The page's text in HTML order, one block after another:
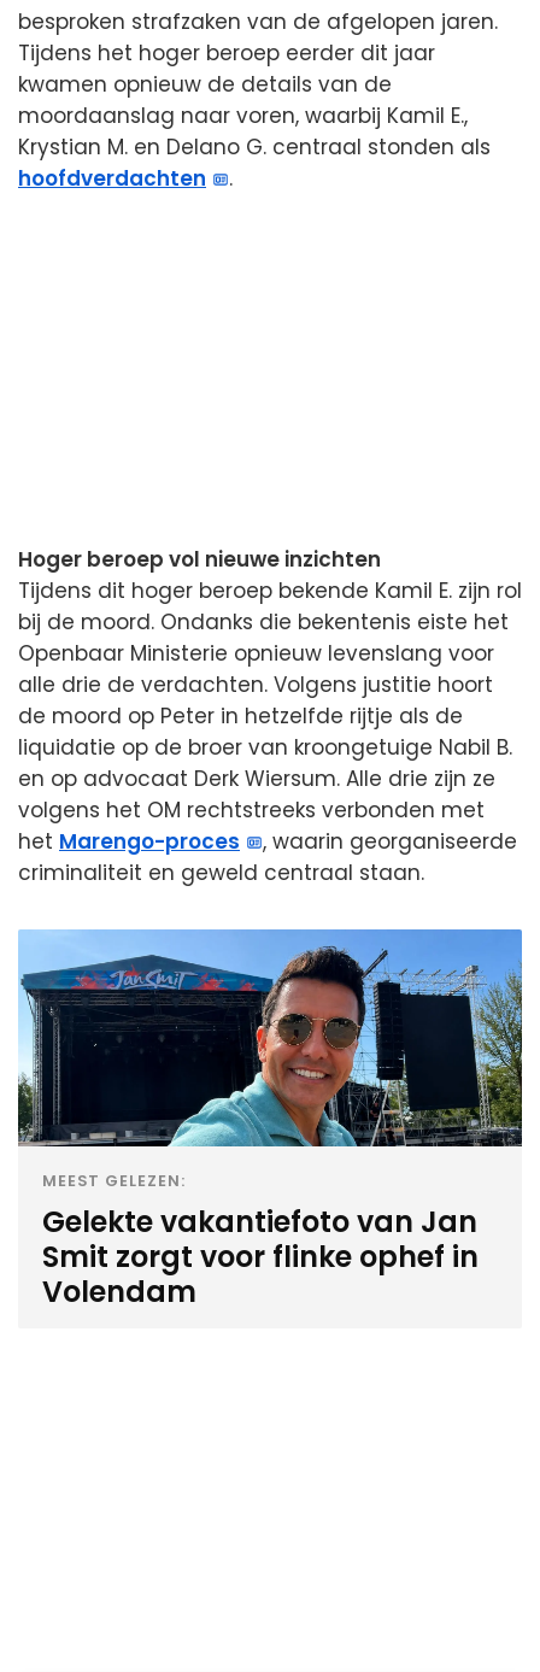
besproken strafzaken van de afgelopen jaren.
Tijdens het hoger beroep eerder dit jaar
kwamen opnieuw de details van de
moordaanslag naar voren, waarbij Kamil E.,
Krystian M. en Delano G. centraal stonden als
hoofdverdachten
.
Hoger beroep vol nieuwe inzichten
Tijdens dit hoger beroep bekende Kamil E. zijn rol
bij de moord. Ondanks die bekentenis eiste het
Openbaar Ministerie opnieuw levenslang voor
alle drie de verdachten. Volgens justitie hoort
de moord op Peter in hetzelfde rijtje als de
liquidatie op de broer van kroongetuige Nabil B.
en op advocaat Derk Wiersum. Alle drie zijn ze
volgens het OM rechtstreeks verbonden met
het Marengo-proces
, waarin georganiseerde
criminaliteit en geweld centraal staan.
MEEST GELEZEN:
Gelekte vakantiefoto van Jan
Smit zorgt voor flinke ophef in
Volendam